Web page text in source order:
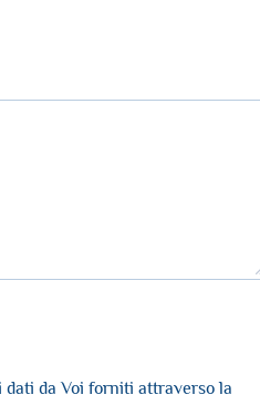
da Voi forniti attraverso la